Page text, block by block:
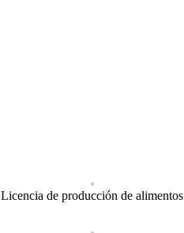
Licencia de producción de alimentos